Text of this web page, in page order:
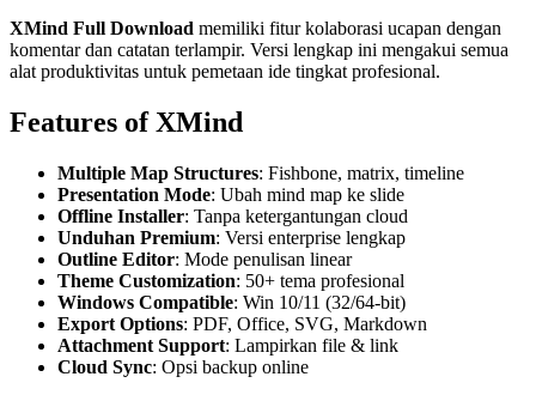
XMind Full Download memiliki fitur kolaborasi ucapan dengan
komentar dan catatan terlampir. Versi lengkap ini mengakui semua
alat produktivitas untuk pemetaan ide tingkat profesional.
Features of XMind
Multiple Map Structures: Fishbone, matrix, timeline
Presentation Mode: Ubah mind map ke slide
Offline Installer: Tanpa ketergantungan cloud
Unduhan Premium: Versi enterprise lengkap
Outline Editor: Mode penulisan linear
Theme Customization: 50+ tema profesional
Windows Compatible: Win 10/11 (32/64-bit)
Export Options: PDF, Office, SVG, Markdown
Attachment Support: Lampirkan file & link
Cloud Sync: Opsi backup online